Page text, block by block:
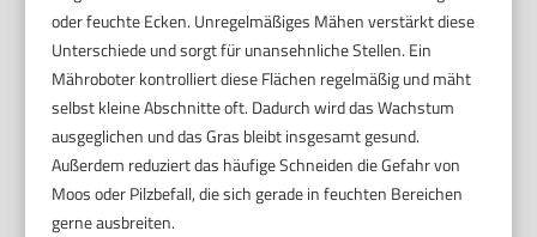
oder feuchte Ecken. Unregelmäßiges Mähen verstärkt diese
Unterschiede und sorgt für unansehnliche Stellen. Ein
Mähroboter kontrolliert diese Flächen regelmäßig und mäht
selbst kleine Abschnitte oft. Dadurch wird das Wachstum
ausgeglichen und das Gras bleibt insgesamt gesund.
Außerdem reduziert das häufige Schneiden die Gefahr von
Moos oder Pilzbefall, die sich gerade in feuchten Bereichen
gerne ausbreiten.